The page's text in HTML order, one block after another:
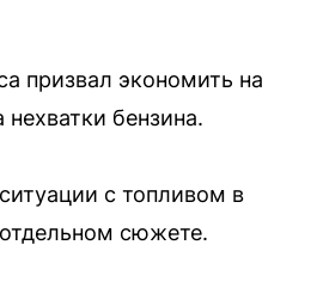
призвал экономить на
бензина.
с топливом в
сюжете.